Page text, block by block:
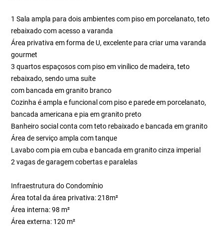
1 Sala ampla para dois ambientes com piso em porcelanato, teto
rebaixado com acesso a varanda
Área privativa em forma de U, excelente para criar uma varanda
gourmet
3 quartos espaçosos com piso em vinílico de madeira, teto
rebaixado, sendo uma suíte
com bancada em granito branco
Cozinha é ampla e funcional com piso e parede em porcelanato,
bancada americana e pia em granito preto
Banheiro social conta com teto rebaixado e bancada em granito
Área de serviço ampla com tanque
Lavabo com pia em cuba e bancada em granito cinza imperial
2 vagas de garagem cobertas e paralelas
Infraestrutura do Condomínio
Área total da área privativa: 218m²
Área interna: 98 m²
Área externa: 120 m²